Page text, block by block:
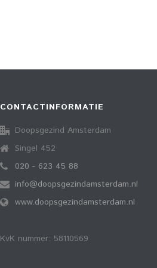
CONTACTINFORMATIE
Doopsgezind Amsterdam
Singel 452
020 - 623 45 88
info@doopsgezindamsterdam.nl
www.doopsgezindamsterdam.nl
KvK nummer: 58110569